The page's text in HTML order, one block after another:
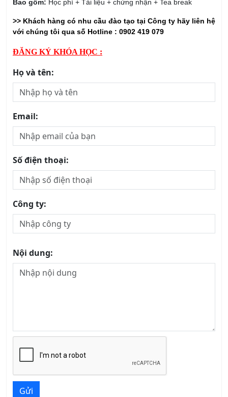
Bao gồm: Học phí + Tài liệu + chứng nhận + Tea break
>> Khách hàng có nhu cầu đào tạo tại Công ty hãy liên hệ
với chúng tôi qua số Hotline : 0902 419 079
ĐĂNG KÝ KHÓA HỌC :
Họ và tên:
Email:
Số điện thoại:
Công ty:
Nội dung:
Gửi